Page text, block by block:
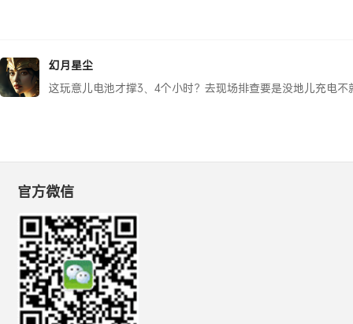
幻月星尘
这玩意儿电池才撑3、4个小时？去现场排查要是没地儿充电不
官方微信